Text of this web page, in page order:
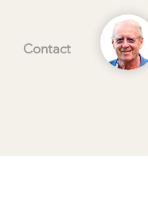
Contact